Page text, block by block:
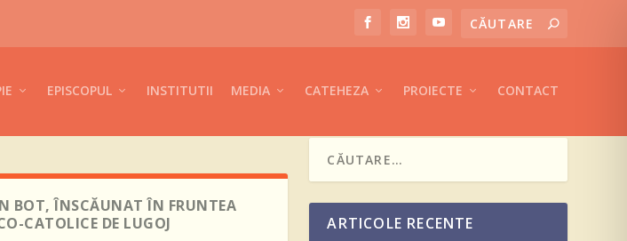
EPISCOPUL INSTITUTII MEDIA CATEHEZA PROIECTE CONTACT
BOT, ÎNSCĂUNAT ÎN FRUNTEA
CATOLICE DE LUGOJ
ARTICOLE RECENTE